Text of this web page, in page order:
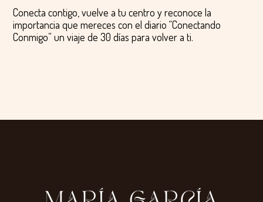
Conecta contigo, vuelve a tu centro y reconoce la
importancia que mereces con el diario “Conectando
Conmigo” un viaje de 30 días para volver a ti.